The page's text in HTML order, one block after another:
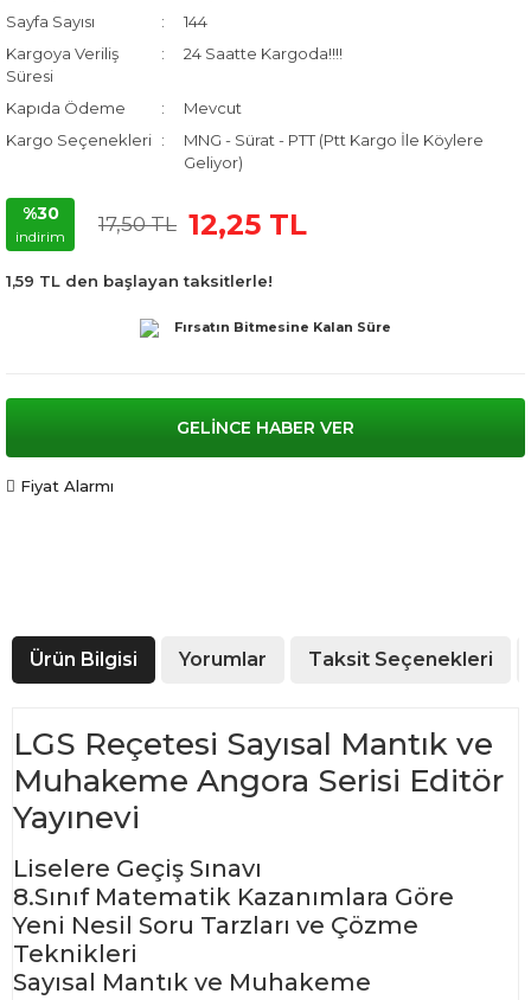
Sayfa Sayısı
144
Kargoya Veriliş
Süresi
24 Saatte Kargoda!!!!
Kapıda Ödeme
Mevcut
Kargo Seçenekleri
MNG - Sürat - PTT (Ptt Kargo İle Köylere
Geliyor)
%30
indirim
17,50 TL 12,25 TL
1,59 TL den başlayan taksitlerle!
Fırsatın Bitmesine Kalan Süre
GELİNCE HABER VER
Fiyat Alarmı
Ürün Bilgisi Yorumlar Taksit Seçenekleri
LGS Reçetesi Sayısal Mantık ve
Muhakeme Angora Serisi Editör
Yayınevi
Liselere Geçiş Sınavı
8.Sınıf Matematik Kazanımlara Göre
Yeni Nesil Soru Tarzları ve Çözme
Teknikleri
Sayısal Mantık ve Muhakeme